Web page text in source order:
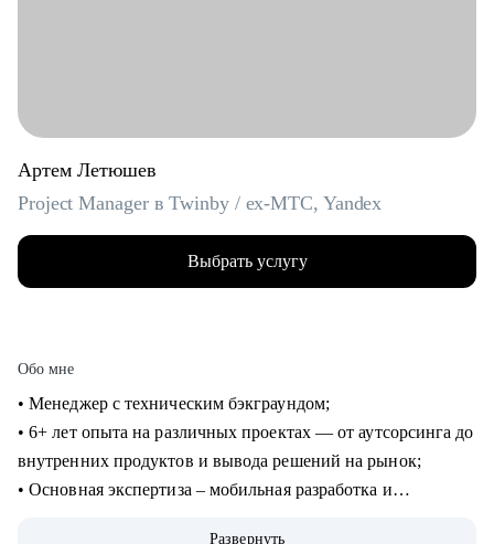
Артем Летюшев
Project Manager в Twinby / ex-MTC, Yandex
Выбрать услугу
Обо мне
• Менеджер с техническим бэкграундом;
• 6+ лет опыта на различных проектах — от аутсорсинга до
внутренних продуктов и вывода решений на рынок;
• Основная экспертиза – мобильная разработка и
Развернуть